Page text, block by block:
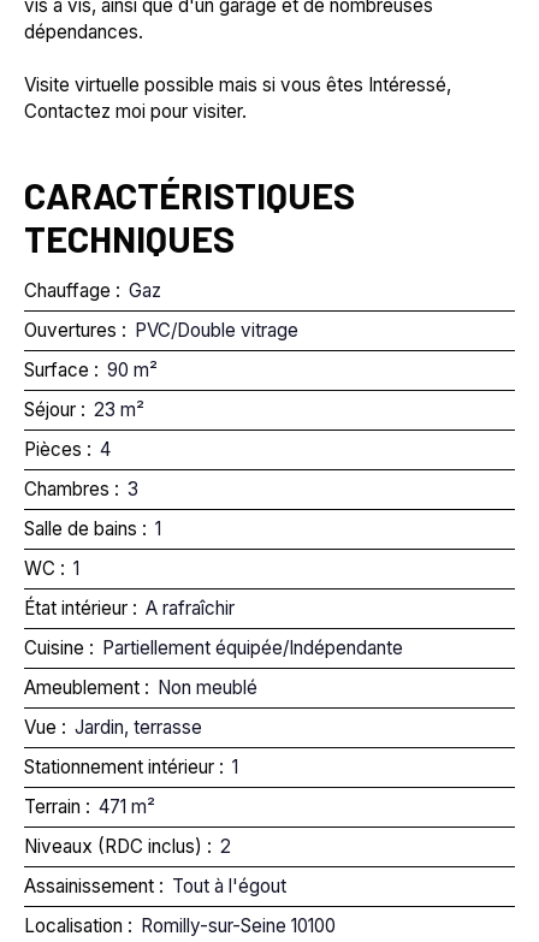
vis à vis, ainsi que d'un garage et de nombreuses
dépendances.
Visite virtuelle possible mais si vous êtes Intéressé,
Contactez moi pour visiter.
CARACTÉRISTIQUES
TECHNIQUES
Chauffage : Gaz
Ouvertures : PVC/Double vitrage
Surface : 90 m²
Séjour : 23 m²
Pièces : 4
Chambres : 3
Salle de bains : 1
WC : 1
État intérieur : A rafraîchir
Cuisine : Partiellement équipée/Indépendante
Ameublement : Non meublé
Vue : Jardin, terrasse
Stationnement intérieur : 1
Terrain : 471 m²
Niveaux (RDC inclus) : 2
Assainissement : Tout à l'égout
Localisation : Romilly-sur-Seine 10100